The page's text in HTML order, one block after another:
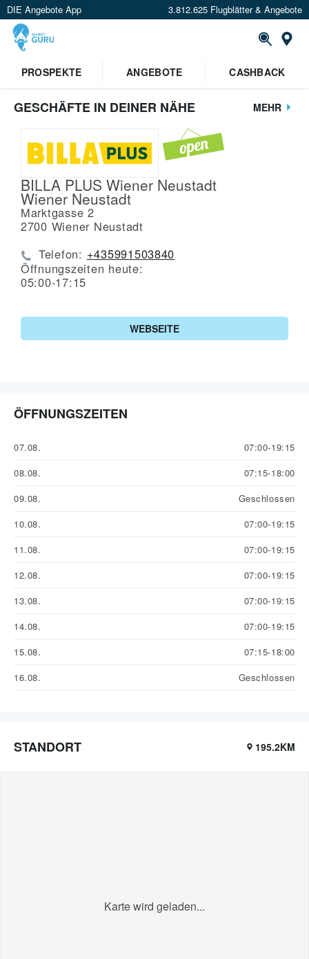
DIE Angebote App 3.812.625 Flugblätter & Angebote
PROSPEKTE
ANGEBOTE CASHBACK
GESCHÄFTE IN DEINER NÄHE MEHR
BILLA PLUS Wiener Neustadt
Wiener Neustadt
Marktgasse 2
2700 Wiener Neustadt
Telefon: +435991503840
Öffnungszeiten heute:
05:00-17:15
WEBSEITE
ÖFFNUNGSZEITEN
07.08.
07:00-19:15
08.08.
07:15-18:00
09.08.
Geschlossen
10.08.
07:00-19:15
11.08.
07:00-19:15
12.08.
07:00-19:15
13.08.
07:00-19:15
14.08.
07:00-19:15
15.08.
07:15-18:00
16.08.
Geschlossen
STANDORT 195.2KM
Karte wird geladen...